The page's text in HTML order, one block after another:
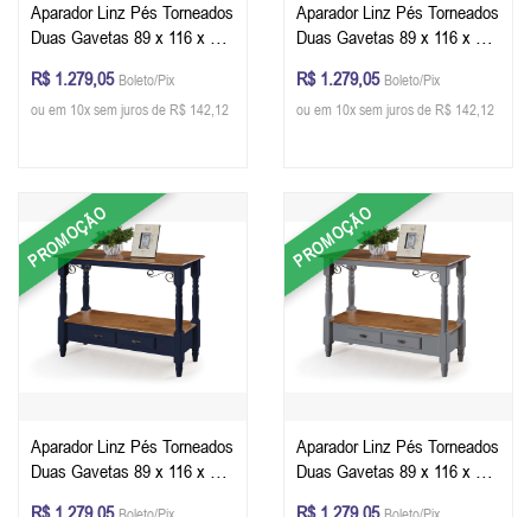
Aparador Linz Pés Torneados
Duas Gavetas 89 x 116 x 40
- Imbuia Glazer
R$ 1.279,05 Boleto/Pix
ou em 10x sem juros de R$ 142,12
Aparador Linz Pés Torneados
Duas Gavetas 89 x 116 x 40
Musgo - Imbuia Glazer
R$ 1.279,05 Boleto/Pix
ou em 10x sem juros de R$ 142,12
PROMOÇÃO
Aparador Linz Pés Torneados
Duas Gavetas 89 x 116 x 40
R$ 1.279,05
PROMOÇÃO
Aparador Linz Pés Torneados
Duas Gavetas 89 x 116 x 40
R$ 1.279,05